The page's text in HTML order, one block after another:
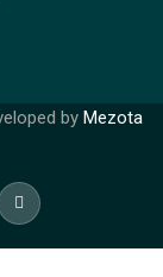
by Mezota